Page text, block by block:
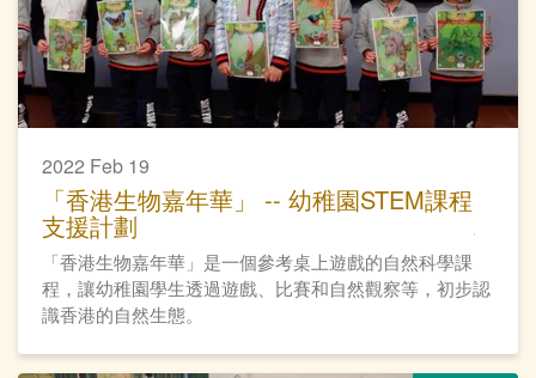
2022 Feb 19
「香港生物嘉年華」 -- 幼稚園STEM課程
支援計劃
「香港生物嘉年華」是一個參考桌上遊戲的自然科學課
程，讓幼稚園學生透過遊戲、比賽和自然觀察等，初步認
識香港的自然生態。